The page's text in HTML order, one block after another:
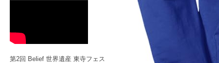
第2回 Belief 世界遺産 東寺フェス